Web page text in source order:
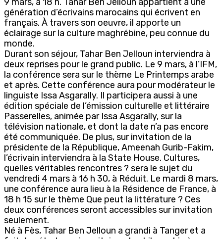
génération d’écrivains marocains qui écrivent en
français. À travers son oeuvre, il apporte un
éclairage sur la culture maghrébine, peu connue du
monde.
Durant son séjour, Tahar Ben Jelloun interviendra à
deux reprises pour le grand public. Le 9 mars, à l’IFM,
la conférence sera sur le thème Le Printemps arabe
et après. Cette conférence aura pour modérateur le
linguiste Issa Asgarally. Il participera aussi à une
édition spéciale de l’émission culturelle et littéraire
Passerelles, animée par Issa Asgarally, sur la
télévision nationale, et dont la date n’a pas encore
été communiquée. De plus, sur invitation de la
présidente de la République, Ameenah Gurib-Fakim,
l’écrivain interviendra à la State House. Cultures,
quelles véritables rencontres ? sera le sujet du
vendredi 4 mars à 16 h 30, à Réduit. Le mardi 8 mars,
une conférence aura lieu à la Résidence de France, à
18 h 15 sur le thème Que peut la littérature ? Ces
deux conférences seront accessibles sur invitation
seulement.
Né à Fès, Tahar Ben Jelloun a grandi à Tanger et a